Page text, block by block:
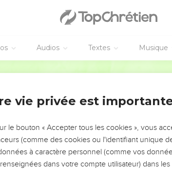
Audios Textes Musique
parmi de nombreux peuples, semblable à la
au milieu des nations, parmi de nombreux
tous les faux appuis
le déclare, je ferai disparaître tous les chevaux
cités fortifiées de ton pays, et je renverserai
ton peuple tout acte de sorcellerie et tu
vie privée est
le bouton « Accepter tous les cookies », vous
(comme des cookies ou l'identifiant unique
à caractère personnel (comme vos
dans votre compte utilisateur) dans les